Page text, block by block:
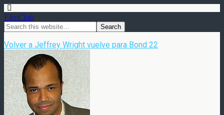
FilmClub
Volver a Jeffrey Wright vuelve para Bond 22